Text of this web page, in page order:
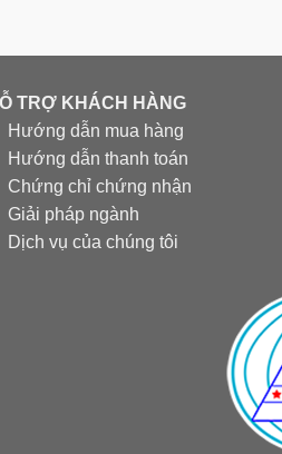
TRỢ KHÁCH HÀNG
Hướng dẫn mua hàng
Hướng dẫn thanh toán
Chứng chỉ chứng nhận
Giải pháp ngành
Dịch vụ của chúng tôi